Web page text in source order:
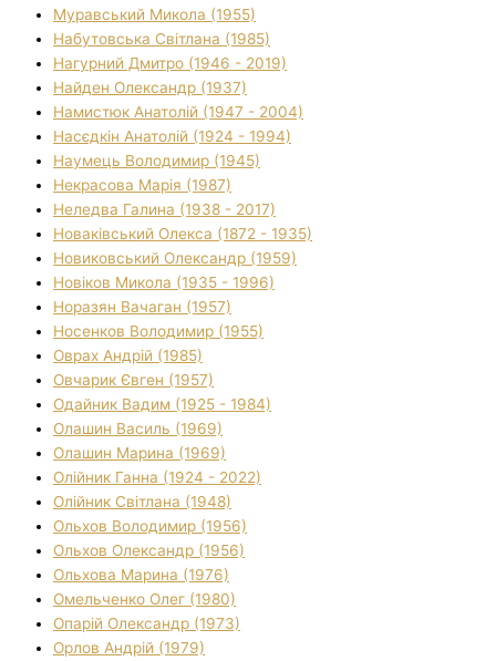
Муравський Микола (1955)
Набутовська Світлана (1985)
Нагурний Дмитро (1946 - 2019)
Найден Олександр (1937)
Намистюк Анатолій (1947 - 2004)
Насєдкін Анатолій (1924 - 1994)
Наумець Володимир (1945)
Некрасова Марія (1987)
Неледва Галина (1938 - 2017)
Новаківський Олекса (1872 - 1935)
Новиковський Олександр (1959)
Новіков Микола (1935 - 1996)
Норазян Вачаган (1957)
Носенков Володимир (1955)
Оврах Андрій (1985)
Овчарик Євген (1957)
Одайник Вадим (1925 - 1984)
Олашин Василь (1969)
Олашин Марина (1969)
Олійник Ганна (1924 - 2022)
Олійник Світлана (1948)
Ольхов Володимир (1956)
Ольхов Олександр (1956)
Ольхова Марина (1976)
Омельченко Олег (1980)
Опарій Олександр (1973)
Орлов Андрій (1979)